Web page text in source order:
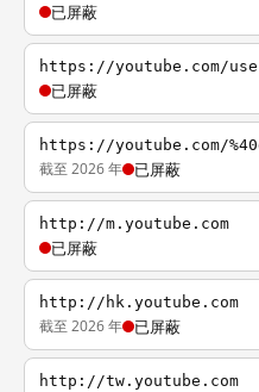
已屏蔽
https://youtube.com/
已屏蔽
https://youtube.com/
截至 2026 年 已屏蔽
http://m.youtube.com
已屏蔽
http://hk.youtube.com
截至 2026 年 已屏蔽
http://tw.youtube.com